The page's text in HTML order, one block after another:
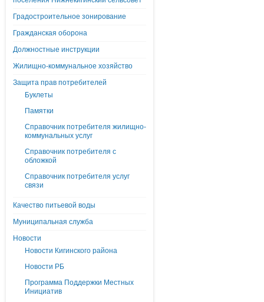
Градостроительное зонирование
Гражданская оборона
Должностные инструкции
Жилищно-коммунальное хозяйство
Защита прав потребителей
Буклеты
Памятки
Справочник потребителя жилищно-
коммунальных услуг
Справочник потребителя с
обложкой
Справочник потребителя услуг
связи
Качество питьевой воды
Муниципальная служба
Новости
Новости Кигинского района
Новости РБ
Программа Поддержки Местных
Инициатив